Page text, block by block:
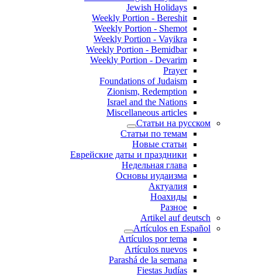
Jewish Holidays
Weekly Portion - Bereshit
Weekly Portion - Shemot
Weekly Portion - Vayikra
Weekly Portion - Bemidbar
Weekly Portion - Devarim
Prayer
Foundations of Judaism
Zionism, Redemption
Israel and the Nations
Miscellaneous articles
Статьи на русском
Статьи по темам
Новые статьи
Еврейские даты и праздники
Недельная глава
Основы иудаизма
Актуалия
Ноахиды
Разное
Artikel auf deutsch
Artículos en Español
Artículos por tema
Artículos nuevos
Parashá de la semana
Fiestas Judías